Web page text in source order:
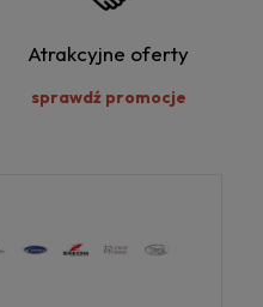
Atrakcyjne oferty
sprawdź promocje